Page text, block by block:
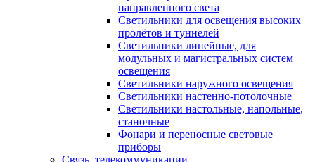
направленного света
Светильники для освещения высоких
пролётов и туннелей
Светильники линейные, для
модульных и магистральных систем
освещения
Светильники наружного освещения
Светильники настенно-потолочные
Светильники настольные, напольные,
станочные
Фонари и переносные световые
приборы
Связь, телекоммуникации